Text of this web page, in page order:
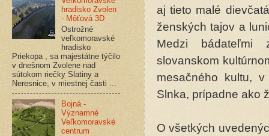
aj tieto malé
ženských tajov a
Medzi bádateľmi
slovanskom
mesačného kultu,
Slnka, prípadne ako
O všetkých
hradisko Zvolen
- Môťová 3D
Ostrožné
veľkomoravské
hradisko
Priekopa , sa majestátne týčilo
v dnešnom Zvolene nad
sútokom riečky Slatiny a
Neresnice, v miestnej časti ...
Bojná -
Významné
Veľkomoravské
centrum